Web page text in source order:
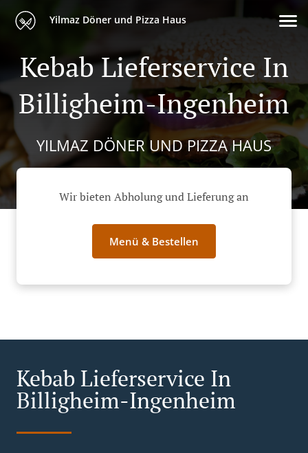
Yilmaz Döner und Pizza Haus
Kebab Lieferservice In
Billigheim-Ingenheim
YILMAZ DÖNER UND PIZZA HAUS
Wir bieten Abholung und Lieferung an
Menü & Bestellen
Kebab Lieferservice In
Billigheim-Ingenheim